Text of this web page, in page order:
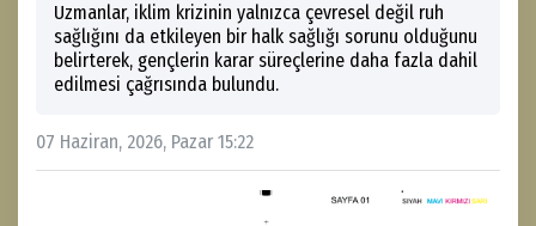
Uzmanlar, iklim krizinin yalnızca çevresel değil ruh
sağlığını da etkileyen bir halk sağlığı sorunu olduğunu
belirterek, gençlerin karar süreçlerine daha fazla dahil
edilmesi çağrısında bulundu.
07 Haziran, 2026, Pazar 15:22